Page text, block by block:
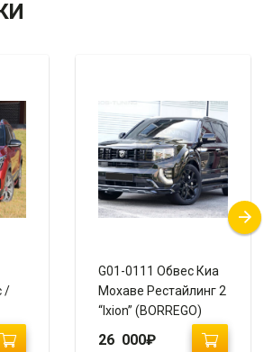
/
G01-0111 Обвес Киа
Мохаве Рестайлинг 2
“Ixion” (BORREGO)
26 000₽